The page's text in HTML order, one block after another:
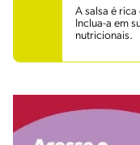
A salsa é
Inclua-a em
nutricionais.